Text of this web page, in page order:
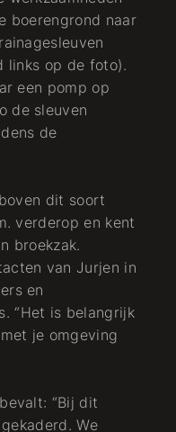
boerengrond naar
links op de foto).
een pomp op
de sleuven
de
dit soort
verderop en kent
broekzak.
van Jurjen in
en
“Het is belangrijk
je omgeving
“Bij dit
We